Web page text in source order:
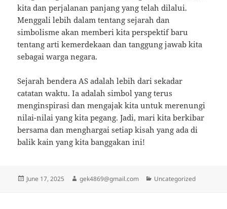
kita dan perjalanan panjang yang telah dilalui.
Menggali lebih dalam tentang sejarah dan
simbolisme akan memberi kita perspektif baru
tentang arti kemerdekaan dan tanggung jawab kita
sebagai warga negara.
Sejarah bendera AS adalah lebih dari sekadar
catatan waktu. Ia adalah simbol yang terus
menginspirasi dan mengajak kita untuk merenungi
nilai-nilai yang kita pegang. Jadi, mari kita berkibar
bersama dan menghargai setiap kisah yang ada di
balik kain yang kita banggakan ini!
Posted
June 17, 2025 Author
gek4869@gmail.com Categories
Uncategorized